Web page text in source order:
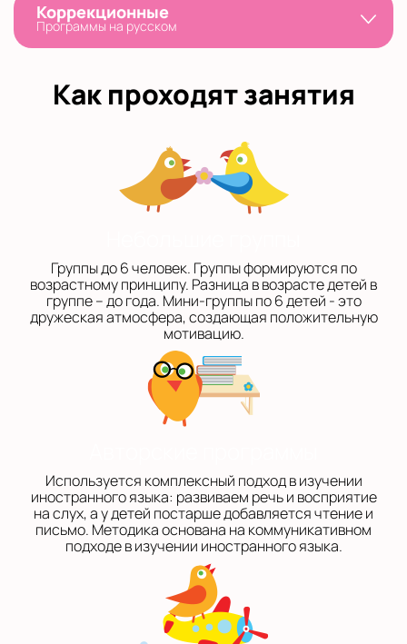
Коррекционные
Программы на русском
Как проходят занятия
Группы до 6 человек. Группы формируются по
возрастному принципу. Разница в возрасте детей в
группе – до года. Мини-группы по 6 детей - это
дружеская атмосфера, создающая положительную
мотивацию.
Используется комплексный подход в изучении
иностранного языка: развиваем речь и восприятие
на слух, а у детей постарше добавляется чтение и
письмо. Методика основана на коммуникативном
подходе в изучении иностранного языка.